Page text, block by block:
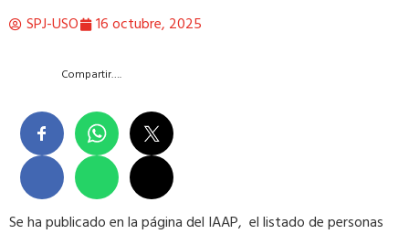
SPJ-USO 16 octubre, 2025
Compartir….
Se ha publicado en la página del IAAP, el listado de personas